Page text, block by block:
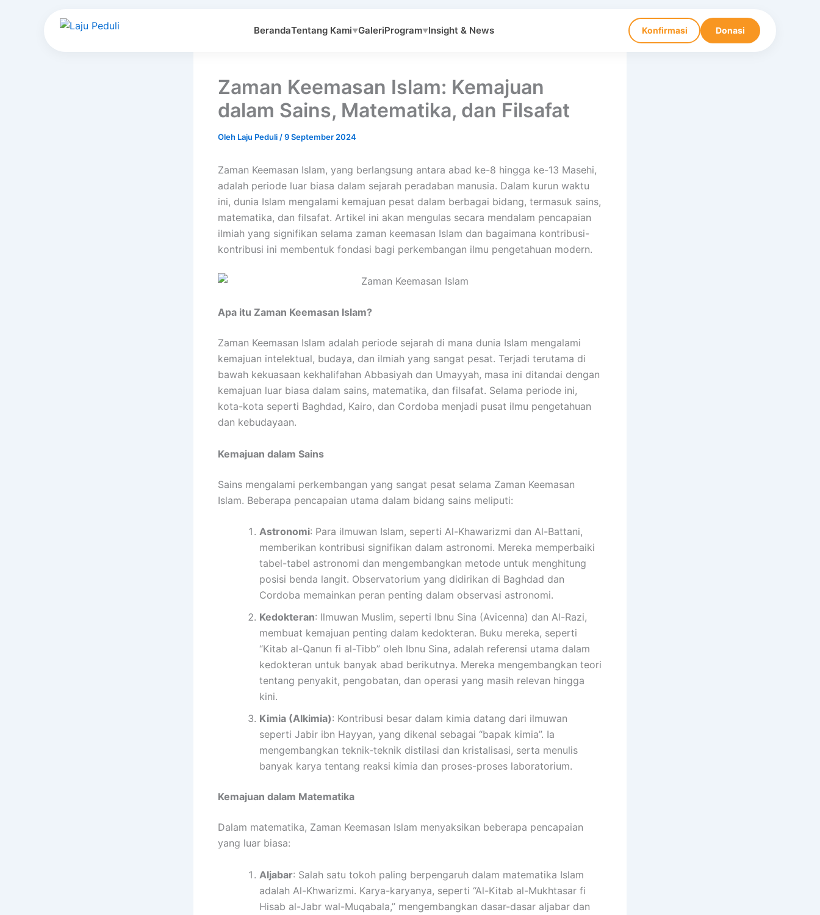
BerandaTentang Kami▼GaleriProgram▼Insight & News Konfirmasi Donasi
Zaman Keemasan Islam: Kemajuan
dalam Sains, Matematika, dan Filsafat
Oleh Laju Peduli /9 September 2024
Zaman Keemasan Islam, yang berlangsung antara abad ke-8 hingga ke-13 Masehi,
adalah periode luar biasa dalam sejarah peradaban manusia. Dalam kurun waktu
ini, dunia Islam mengalami kemajuan pesat dalam berbagai bidang, termasuk sains,
matematika, dan filsafat. Artikel ini akan mengulas secara mendalam pencapaian
ilmiah yang signifikan selama zaman keemasan Islam dan bagaimana kontribusi-
kontribusi ini membentuk fondasi bagi perkembangan ilmu pengetahuan modern.
Apa itu Zaman Keemasan Islam?
Zaman Keemasan Islam adalah periode sejarah di mana dunia Islam mengalami
kemajuan intelektual, budaya, dan ilmiah yang sangat pesat. Terjadi terutama di
bawah kekuasaan kekhalifahan Abbasiyah dan Umayyah, masa ini ditandai dengan
kemajuan luar biasa dalam sains, matematika, dan filsafat. Selama periode ini,
kota-kota seperti Baghdad, Kairo, dan Cordoba menjadi pusat ilmu pengetahuan
dan kebudayaan.
Kemajuan dalam Sains
Sains mengalami perkembangan yang sangat pesat selama Zaman Keemasan
Islam. Beberapa pencapaian utama dalam bidang sains meliputi:
Astronomi: Para ilmuwan Islam, seperti Al-Khawarizmi dan Al-Battani,
memberikan kontribusi signifikan dalam astronomi. Mereka memperbaiki
tabel-tabel astronomi dan mengembangkan metode untuk menghitung
posisi benda langit. Observatorium yang didirikan di Baghdad dan
Cordoba memainkan peran penting dalam observasi astronomi.
Kedokteran: Ilmuwan Muslim, seperti Ibnu Sina (Avicenna) dan Al-Razi,
membuat kemajuan penting dalam kedokteran. Buku mereka, seperti
“Kitab al-Qanun fi al-Tibb” oleh Ibnu Sina, adalah referensi utama dalam
kedokteran untuk banyak abad berikutnya. Mereka mengembangkan teori
tentang penyakit, pengobatan, dan operasi yang masih relevan hingga
kini.
Kimia (Alkimia): Kontribusi besar dalam kimia datang dari ilmuwan
seperti Jabir ibn Hayyan, yang dikenal sebagai “bapak kimia”. Ia
mengembangkan teknik-teknik distilasi dan kristalisasi, serta menulis
banyak karya tentang reaksi kimia dan proses-proses laboratorium.
Kemajuan dalam Matematika
Dalam matematika, Zaman Keemasan Islam menyaksikan beberapa pencapaian
yang luar biasa:
Aljabar: Salah satu tokoh paling berpengaruh dalam matematika Islam
adalah Al-Khwarizmi. Karya-karyanya, seperti “Al-Kitab al-Mukhtasar fi
Hisab al-Jabr wal-Muqabala,” mengembangkan dasar-dasar aljabar dan